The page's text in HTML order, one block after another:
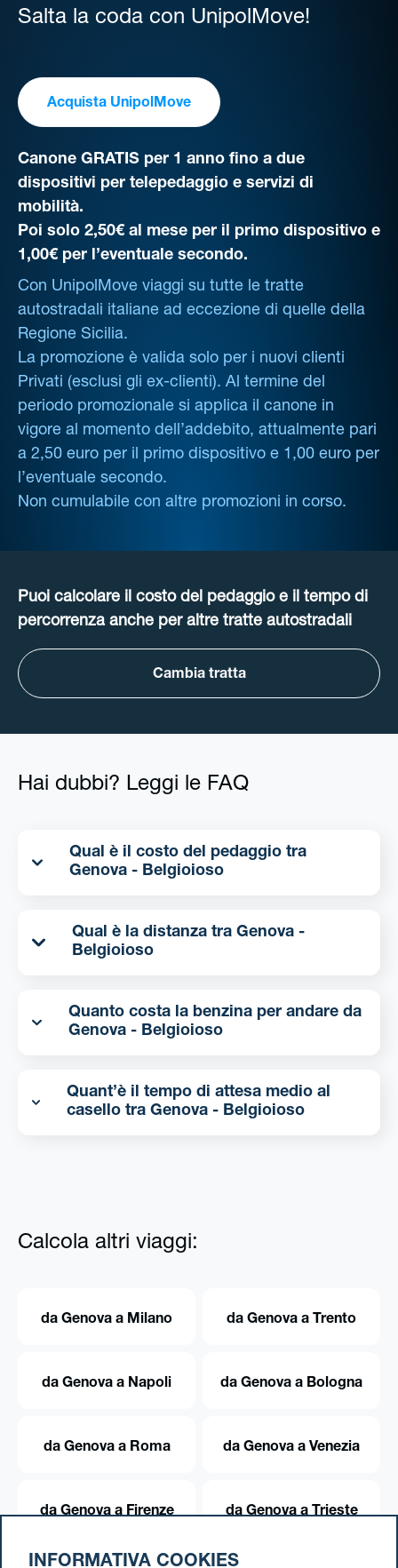
Salta la coda con UnipolMove!
Acquista UnipolMove
Canone GRATIS per 1 anno fino a due
dispositivi per telepedaggio e servizi di
mobilità.
Poi solo 2,50€ al mese per il primo dispositivo e
1,00€ per l’eventuale secondo.
Con UnipolMove viaggi su tutte le tratte
autostradali italiane ad eccezione di quelle della
Regione Sicilia.
La promozione è valida solo per i nuovi clienti
Privati (esclusi gli ex-clienti). Al termine del
periodo promozionale si applica il canone in
vigore al momento dell’addebito, attualmente pari
a 2,50 euro per il primo dispositivo e 1,00 euro per
l’eventuale secondo.
Non cumulabile con altre promozioni in corso.
Puoi calcolare il costo del pedaggio e il tempo di
percorrenza anche per altre tratte autostradali
Cambia tratta
Hai dubbi? Leggi le FAQ
Qual è il costo del pedaggio tra
Genova - Belgioioso
Qual è la distanza tra Genova -
Belgioioso
Quanto costa la benzina per andare da
Genova - Belgioioso
Quant’è il tempo di attesa medio al
casello tra Genova - Belgioioso
Calcola altri viaggi:
da Genova a Milano da Genova a Trento
da Genova a Napoli da Genova a Bologna
da Genova a Roma da Genova a Venezia
da Genova a Firenze da Genova a Trieste
INFORMATIVA COOKIES